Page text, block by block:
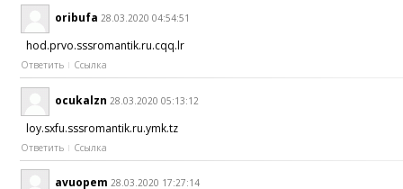
oribufa 28.03.2020 04:54:51
hod.prvo.sssromantik.ru.cqq.lr
Ответить Ссылка
ocukalzn 28.03.2020 05:13:12
loy.sxfu.sssromantik.ru.ymk.tz
Ответить Ссылка
avuopem 28.03.2020 17:27:14